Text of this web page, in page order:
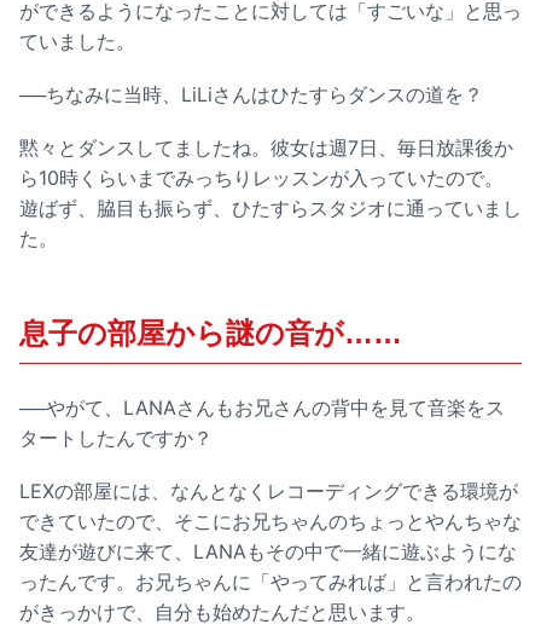
ができるようになったことに対しては「すごいな」と思っ
ていました。
──ちなみに当時、LiLiさんはひたすらダンスの道を？
黙々とダンスしてましたね。彼女は週7日、毎日放課後か
ら10時くらいまでみっちりレッスンが入っていたので。
遊ばず、脇目も振らず、ひたすらスタジオに通っていまし
た。
息子の部屋から謎の音が……
──やがて、LANAさんもお兄さんの背中を見て音楽をス
タートしたんですか？
LEXの部屋には、なんとなくレコーディングできる環境が
できていたので、そこにお兄ちゃんのちょっとやんちゃな
友達が遊びに来て、LANAもその中で一緒に遊ぶようにな
ったんです。お兄ちゃんに「やってみれば」と言われたの
がきっかけで、自分も始めたんだと思います。